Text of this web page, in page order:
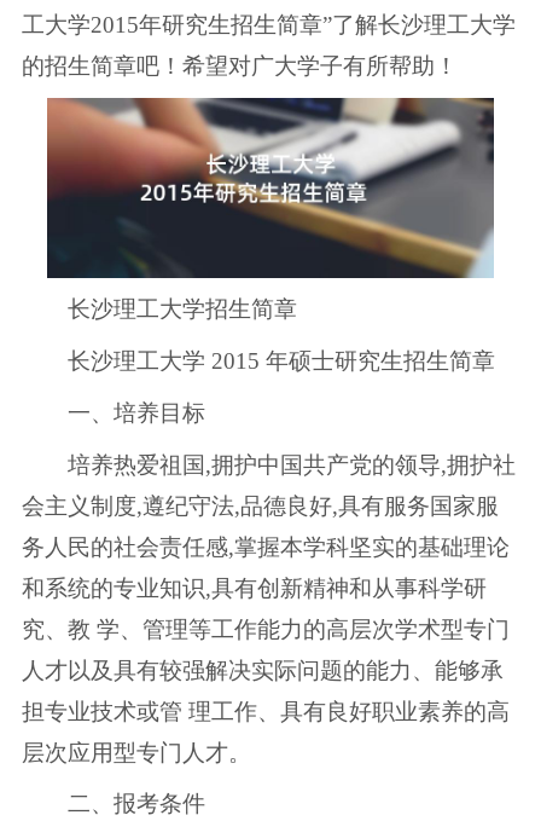
工大学2015年研究生招生简章”了解长沙理工大学
的招生简章吧！希望对广大学子有所帮助！
长沙理工大学招生简章
长沙理工大学 2015 年硕士研究生招生简章
一、培养目标
培养热爱祖国,拥护中国共产党的领导,拥护社
会主义制度,遵纪守法,品德良好,具有服务国家服
务人民的社会责任感,掌握本学科坚实的基础理论
和系统的专业知识,具有创新精神和从事科学研
究、教 学、管理等工作能力的高层次学术型专门
人才以及具有较强解决实际问题的能力、能够承
担专业技术或管 理工作、具有良好职业素养的高
层次应用型专门人才。
二、报考条件